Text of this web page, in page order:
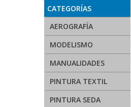
CATEGORÍAS
AEROGRAFÍA
MODELISMO
MANUALIDADES
PINTURA TEXTIL
PINTURA SEDA